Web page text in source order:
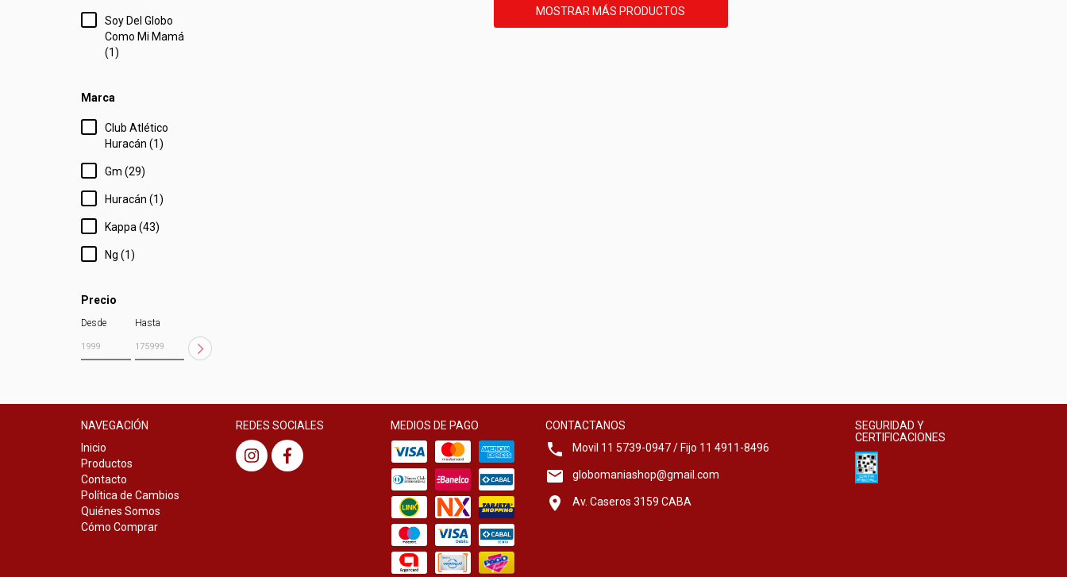
Soy Del Globo
Como Mi Mamá
(1)
Marca
Club Atlético
Huracán (1)
Gm (29)
Huracán (1)
Kappa (43)
Ng (1)
Precio
Desde Hasta
MOSTRAR MÁS PRODUCTOS
NAVEGACIÓN
Inicio
Productos
Contacto
Política de Cambios
Quiénes Somos
Cómo Comprar
REDES SOCIALES MEDIOS DE PAGO
CONTACTANOS
Movil 11 5739-0947 / Fijo 11 4911-8496
globomaniashop@gmail.com
Av. Caseros 3159 CABA
SEGURIDAD Y
CERTIFICACIONES